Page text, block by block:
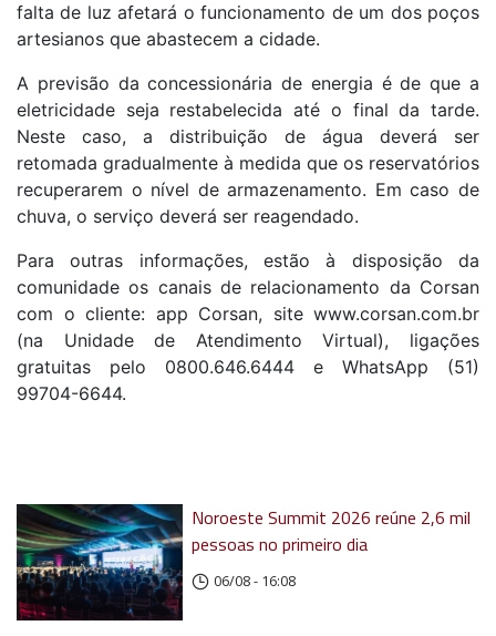
falta de luz afetará o funcionamento de um dos poços
artesianos que abastecem a cidade.
A previsão da concessionária de energia é de que a
eletricidade seja restabelecida até o final da tarde.
Neste caso, a distribuição de água deverá ser
retomada gradualmente à medida que os reservatórios
recuperarem o nível de armazenamento. Em caso de
chuva, o serviço deverá ser reagendado.
Para outras informações, estão à disposição da
comunidade os canais de relacionamento da Corsan
com o cliente: app Corsan, site www.corsan.com.br
(na Unidade de Atendimento Virtual), ligações
gratuitas pelo 0800.646.6444 e WhatsApp (51)
99704-6644.
Noroeste Summit 2026 reúne 2,6 mil
pessoas no primeiro dia
06/08 - 16:08